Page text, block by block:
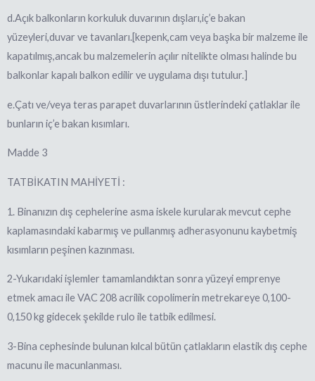
d.Açık balkonların korkuluk duvarının dışları,iç’e bakan
yüzeyleri,duvar ve tavanları.[kepenk,cam veya başka bir malzeme ile
kapatılmış,ancak bu malzemelerin açılır nitelikte olması halinde bu
balkonlar kapalı balkon edilir ve uygulama dışı tutulur.]
e.Çatı ve/veya teras parapet duvarlarının üstlerindeki çatlaklar ile
bunların iç’e bakan kısımları.
Madde 3
TATBİKATIN MAHİYETİ :
1. Binanızın dış cephelerine asma iskele kurularak mevcut cephe
kaplamasındaki kabarmış ve pullanmış adherasyonunu kaybetmiş
kısımların peşinen kazınması.
2-Yukarıdaki işlemler tamamlandıktan sonra yüzeyi emprenye
etmek amacı ile VAC 208 acrilik copolimerin metrekareye 0,100-
0,150 kg gidecek şekilde rulo ile tatbik edilmesi.
3-Bina cephesinde bulunan kılcal bütün çatlakların elastik dış cephe
macunu ile macunlanması.